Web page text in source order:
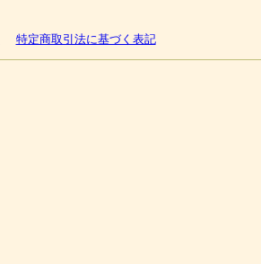
特定商取引法に基づく表記